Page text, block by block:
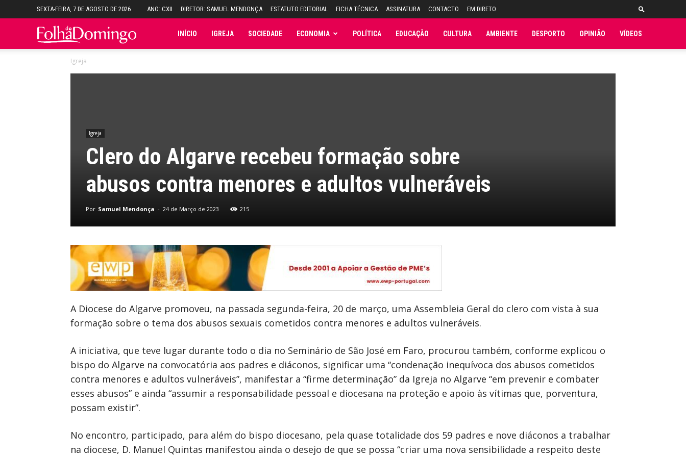
SEXTA-FEIRA, 7 DE AGOSTO DE 2026 ANO: CXII DIRETOR: SAMUEL MENDONÇA ESTATUTO EDITORIAL FICHA TÉCNICA ASSINATURA CONTACTO EM DIRETO
Folha INÍCIO IGREJA SOCIEDADE ECONOMIA POLÍTICA EDUCAÇÃO CULTURA AMBIENTE DESPORTO OPINIÃO VÍDEOS
Igreja
Igreja
Clero do Algarve recebeu formação sobre
abusos contra menores e adultos vulneráveis
Por Samuel Mendonça - 24 de Março de 2023 215
A Diocese do Algarve promoveu, na passada segunda-feira, 20 de março, uma Assembleia Geral do clero com vista à sua
formação sobre o tema dos abusos sexuais cometidos contra menores e adultos vulneráveis.
A iniciativa, que teve lugar durante todo o dia no Seminário de São José em Faro, procurou também, conforme explicou o
bispo do Algarve na convocatória aos padres e diáconos, significar uma “condenação inequívoca dos abusos cometidos
contra menores e adultos vulneráveis”, manifestar a “firme determinação” da Igreja no Algarve “em prevenir e combater
esses abusos” e ainda “assumir a responsabilidade pessoal e diocesana na proteção e apoio às vítimas que, porventura,
possam existir”.
No encontro, participado, para além do bispo diocesano, pela quase totalidade dos 59 padres e nove diáconos a trabalhar
na diocese, D. Manuel Quintas manifestou ainda o desejo de que se possa “criar uma nova sensibilidade a respeito deste